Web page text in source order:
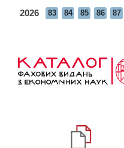
2026 83 84 85 86 87